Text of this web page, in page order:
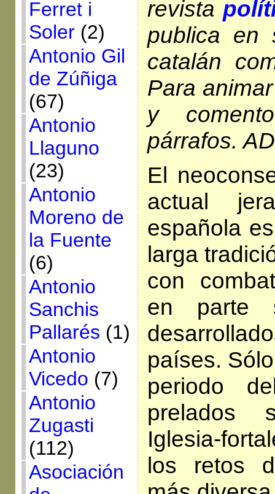
Ferret i
Soler(2)
Antonio Gil
de Zúñiga
(67)
Antonio
Llaguno
(23)
Antonio
Moreno de
la Fuente
(6)
Antonio
Sanchis
Pallarés (1)
Antonio
Vicedo (7)
Antonio
Zugasti
(112)
Asociación
revista
publica en
catalán
Para
y
párrafos.
El
actual
española
larga
con
en parte
países.
periodo
prelados
Iglesia-
los retos